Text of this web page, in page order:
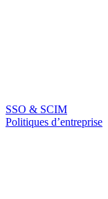
SSO & SCIM
Politiques d’entreprise